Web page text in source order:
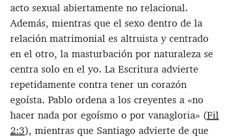
acto sexual abiertamente no relacional.
Además, mientras que el sexo dentro de la
relación matrimonial es altruista y centrado
en el otro, la masturbación por naturaleza se
centra solo en el yo. La Escritura advierte
repetidamente contra tener un corazón
egoísta. Pablo ordena a los creyentes a «no
hacer nada por egoísmo o por vanagloria» (Fil
2:3), mientras que Santiago advierte de que